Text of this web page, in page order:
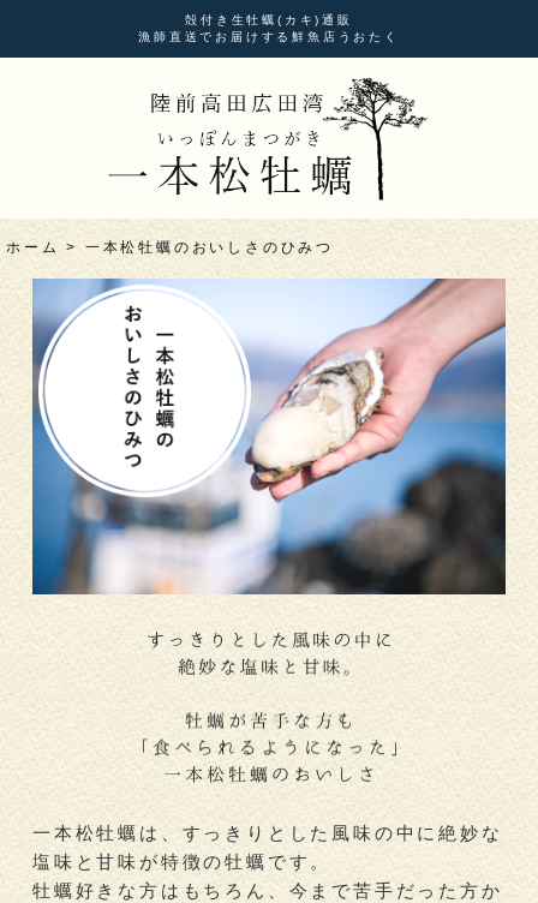
殻付き生牡蠣(カキ)通販
漁師直送でお届けする鮮魚店うおたく
ホーム > 一本松牡蠣のおいしさのひみつ
一本松牡蠣は、すっきりとした風味の中に絶妙な
塩味と甘味が特徴の牡蠣です。
牡蠣好きな方はもちろん、今まで苦手だった方か